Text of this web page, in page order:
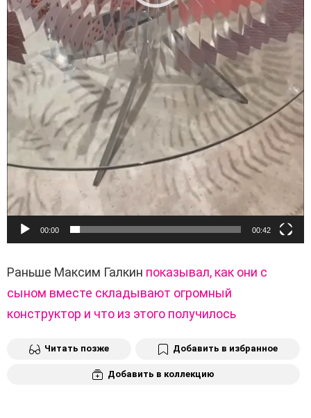
00:00 00:42
Раньше Максим Галкин показывал, как они с
сыном вместе складывают огромный
конструктор и что из этого получилось
Читать позже Добавить в избранное
Добавить в коллекцию